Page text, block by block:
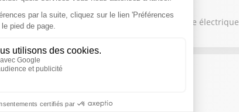
de Ferrari qui suscite la polémique avec la Luce électrique
nouveaux records !